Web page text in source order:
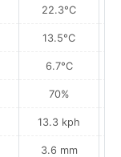
22.3°C
13.5°C
6.7°C
70%
13.3 kph
3.6 mm